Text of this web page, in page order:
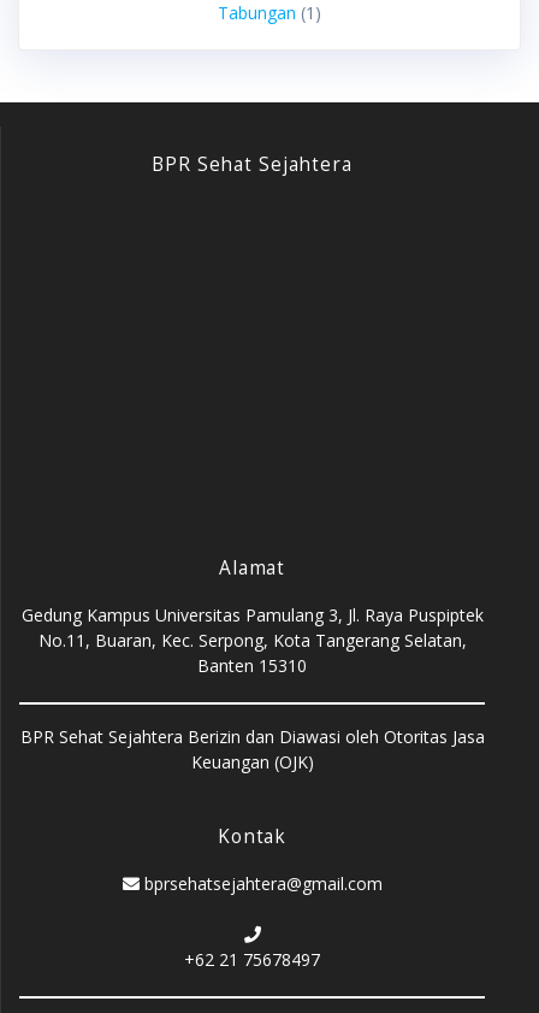
Tabungan (1)
BPR Sehat Sejahtera
Alamat
Gedung Kampus Universitas Pamulang 3, Jl. Raya Puspiptek
No.11, Buaran, Kec. Serpong, Kota Tangerang Selatan,
Banten 15310
BPR Sehat Sejahtera Berizin dan Diawasi oleh Otoritas Jasa
Keuangan (OJK)
Kontak
bprsehatsejahtera@gmail.com
+62 21 75678497